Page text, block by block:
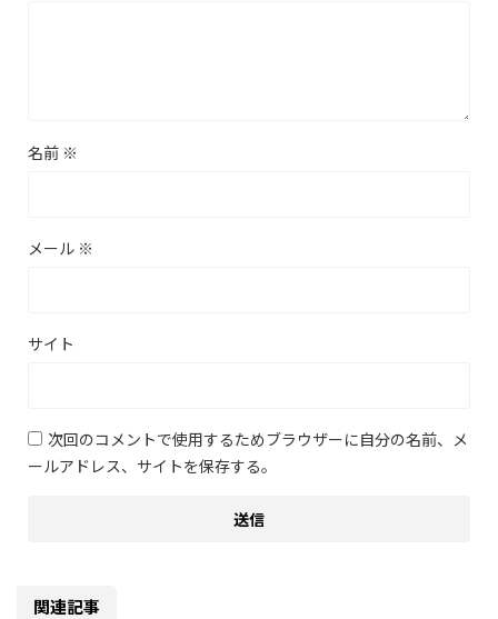
名前 ※
メール ※
サイト
次回のコメントで使用するためブラウザーに自分の名前、メ
ールアドレス、サイトを保存する。
関連記事